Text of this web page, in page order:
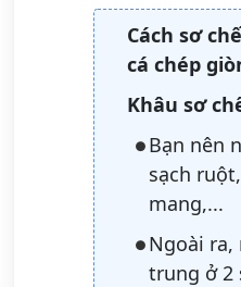
Cách sơ
cá chép
Khâu sơ
Bạn nên
sạch
mang,...
Ngoài
trung ở 2